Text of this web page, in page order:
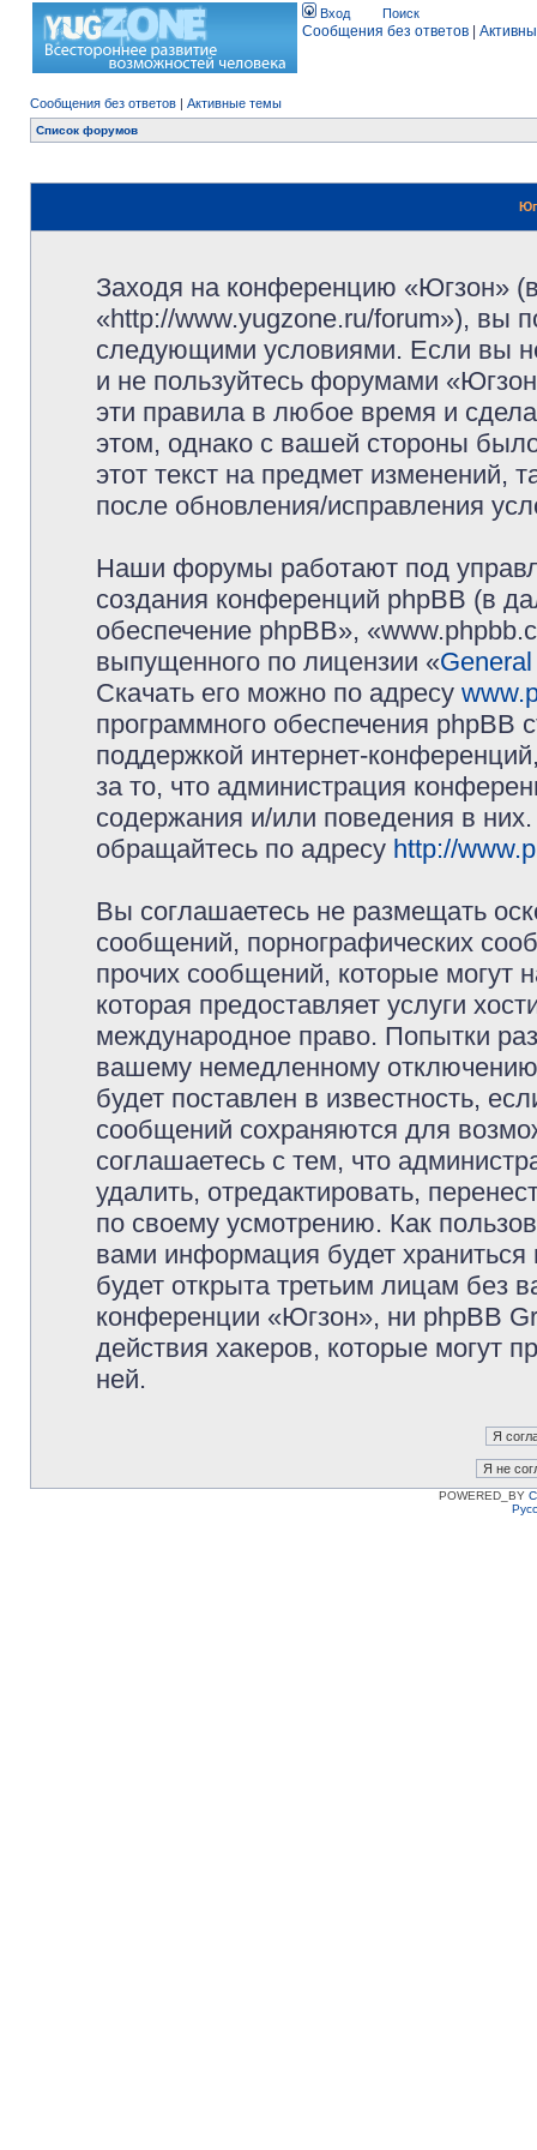
Вход Поиск
Сообщения без ответов
Сообщения без ответов | Активные темы
Список форумов
Заходя на конференцию «Югзон»
«http://www.yugzone.ru/forum»), вы
следующими условиями. Если вы
и не пользуйтесь форумами
эти правила в любое время и
этом, однако с вашей стороны
этот текст на предмет изменений,
после обновления/исправления
Наши форумы работают под
создания конференций phpBB (в
обеспечение phpBB»,
выпущенного по лицензии «
Скачать его можно по адресу
программного обеспечения phpBB
поддержкой интернет-
за то, что администрация
содержания и/или поведения в
обращайтесь по адресу http://
Вы соглашаетесь не размещать
сообщений, порнографических
прочих сообщений, которые могут
которая предоставляет услуги
международное право. Попытки
вашему немедленному
будет поставлен в известность,
сообщений сохраняются для
соглашаетесь с тем, что
удалить, отредактировать,
по своему усмотрению. Как
вами информация будет
будет открыта третьим лицам без
конференции «Югзон», ни phpBB
действия хакеров, которые могут
ней.
POWERED_BY